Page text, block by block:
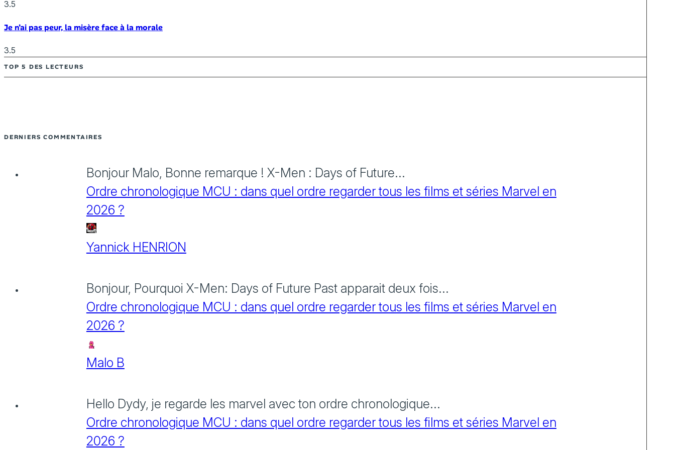
3.5
Je n’ai pas peur, la misère face à la morale
3.5
TOP 5 DES LECTEURS
DERNIERS COMMENTAIRES
Bonjour Malo, Bonne remarque ! X-Men : Days of Future...
Ordre chronologique MCU : dans quel ordre regarder tous les films et séries Marvel en
2026 ?
Yannick HENRION
Bonjour, Pourquoi X-Men: Days of Future Past apparait deux fois...
Ordre chronologique MCU : dans quel ordre regarder tous les films et séries Marvel en
2026 ?
Malo B
Hello Dydy, je regarde les marvel avec ton ordre chronologique...
Ordre chronologique MCU : dans quel ordre regarder tous les films et séries Marvel en
2026 ?